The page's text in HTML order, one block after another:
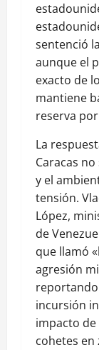
sentenció
aunque el
exacto de
mantiene
reserva
La
Caracas
y el
tensión.
López,
de
que llamó
agresión
incursión
impacto de
cohetes en